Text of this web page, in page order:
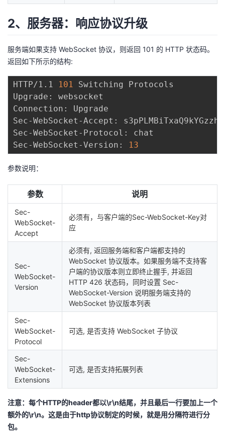
2、服务器：响应协议升级
服务端如果支持 WebSocket 协议，则返回 101 的 HTTP 状态码。
返回如下所示的结构:
HTTP/1.1 101
Switching Protocols
Upgrade: websocket
Connection: Upgrade
Sec-WebSocket-Accept:
Sec-WebSocket-Protocol: chat
Sec-WebSocket-Version:
13
参数说明：
参数 说明
Sec-
WebSocket-
Accept
必须有，与客户端的Sec-WebSocket-Key对
应
Sec-
WebSocket-
Version
必须有, 返回服务端和客户端都支持的
WebSocket 协议版本。如果服务端不支持客
户端的协议版本则立即终止握手, 并返回
HTTP 426 状态码，同时设置 Sec-
WebSocket-Version 说明服务端支持的
WebSocket 协议版本列表
Sec-
WebSocket-
Protocol
可选, 是否支持 WebSocket 子协议
Sec-
WebSocket-
Extensions
可选, 是否支持拓展列表
注意：每个HTTP的header都以\r\n结尾，并且最后一行要加上一个
额外的\r\n。这是由于http协议制定的时候，就是用分隔符进行分
包。